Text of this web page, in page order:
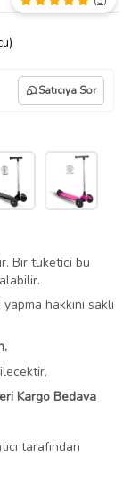
Satıcıya Sor
Bir tüketici bu
hakkını saklı
Kargo Bedava
tarafından